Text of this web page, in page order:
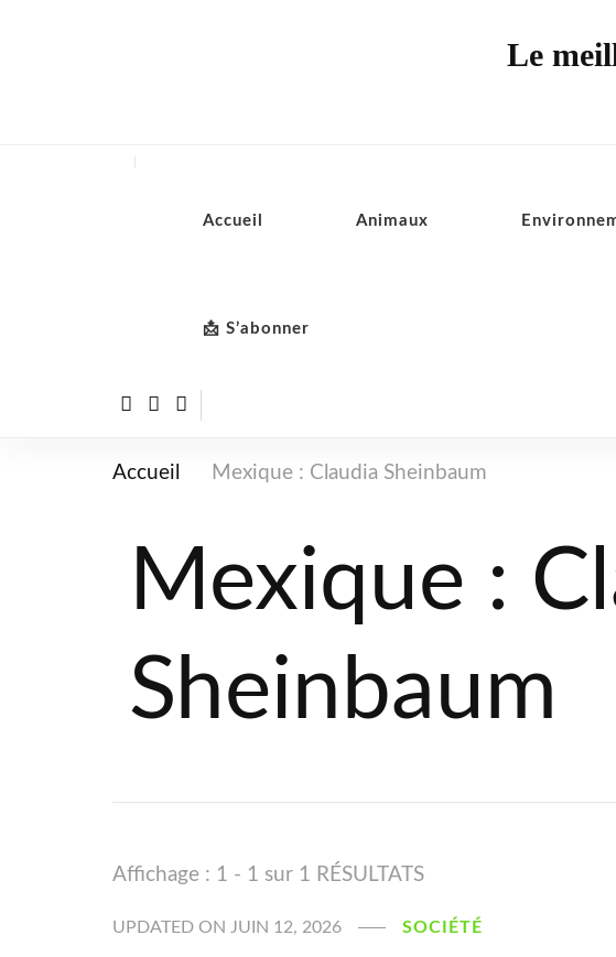
Le
Accueil Animaux
📩 S’abonner
Accueil Mexique : Claudia Sheinbaum
Mexique :
Sheinbaum
Affichage : 1 - 1 sur 1 RÉSULTATS
UPDATED ON JUIN 12, 2026 SOCIÉTÉ